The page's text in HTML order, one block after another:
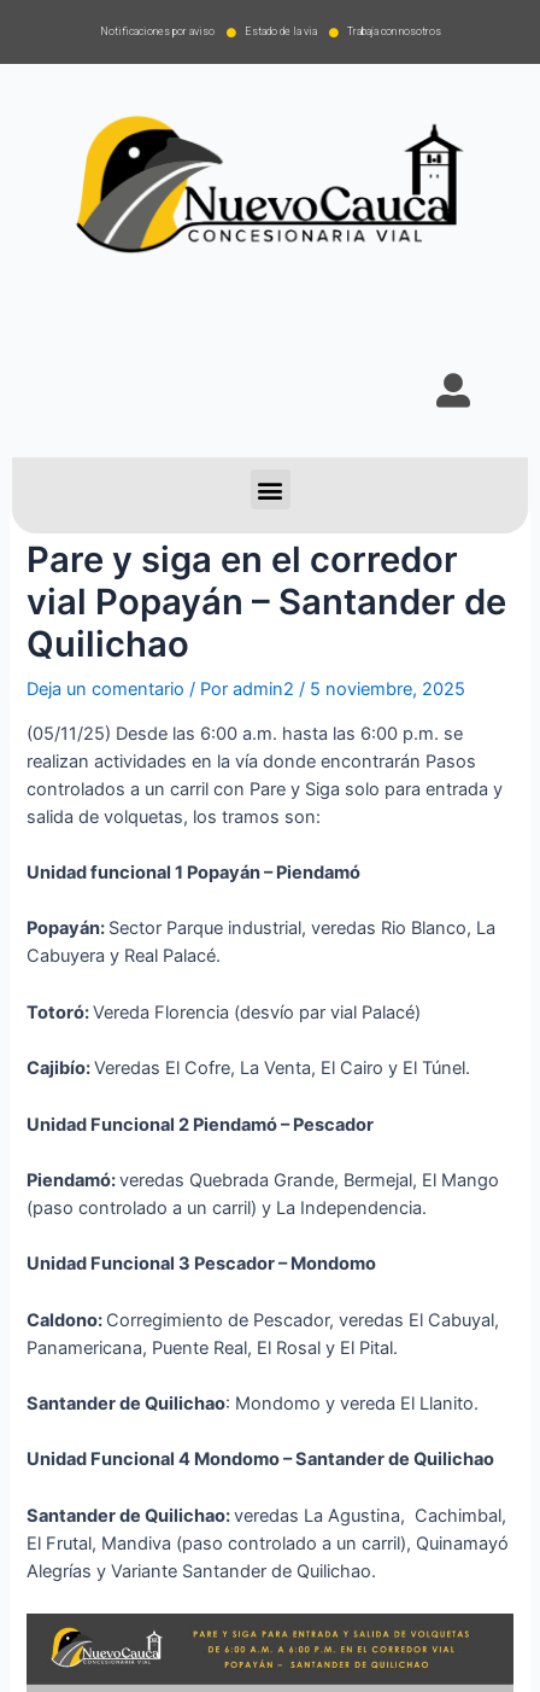
Notificaciones por aviso Estado de la via Trabaja con nosotros
Pare y siga en el corredor
vial Popayán – Santander de
Quilichao
Deja un comentario / Poradmin2 / 5 noviembre, 2025
(05/11/25) Desde las 6:00 a.m. hasta las 6:00 p.m. se
realizan actividades en la vía donde encontrarán Pasos
controlados a un carril con Pare y Siga solo para entrada y
salida de volquetas, los tramos son:
Unidad funcional 1 Popayán – Piendamó
Popayán: Sector Parque industrial, veredas Rio Blanco, La
Cabuyera y Real Palacé.
Totoró:Vereda Florencia (desvío par vial Palacé)
Cajibío:Veredas El Cofre, La Venta, El Cairo y El Túnel.
Unidad Funcional 2 Piendamó – Pescador
Piendamó:veredas Quebrada Grande, Bermejal, El Mango
(paso controlado a un carril) y La Independencia.
Unidad Funcional 3 Pescador – Mondomo
Caldono: Corregimiento de Pescador, veredas El Cabuyal,
Panamericana, Puente Real, El Rosal y El Pital.
Santander de Quilichao: Mondomo y vereda El Llanito.
Unidad Funcional 4 Mondomo – Santander de Quilichao
Santander de Quilichao:veredas La Agustina, Cachimbal,
El Frutal, Mandiva (paso controlado a un carril), Quinamayó
Alegrías y Variante Santander de Quilichao.